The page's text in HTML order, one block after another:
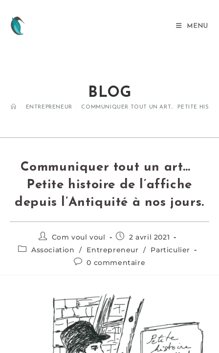
MENU
BLOG
ENTREPRENEUR COMMUNIQUER TOUT UN ART… PETITE
Communiquer tout un art…
Petite histoire de l’affiche
depuis l’Antiquité à nos jours.
Com voul voul
2 avril 2021
Association
/ Entrepreneur / Particulier
0 commentaire